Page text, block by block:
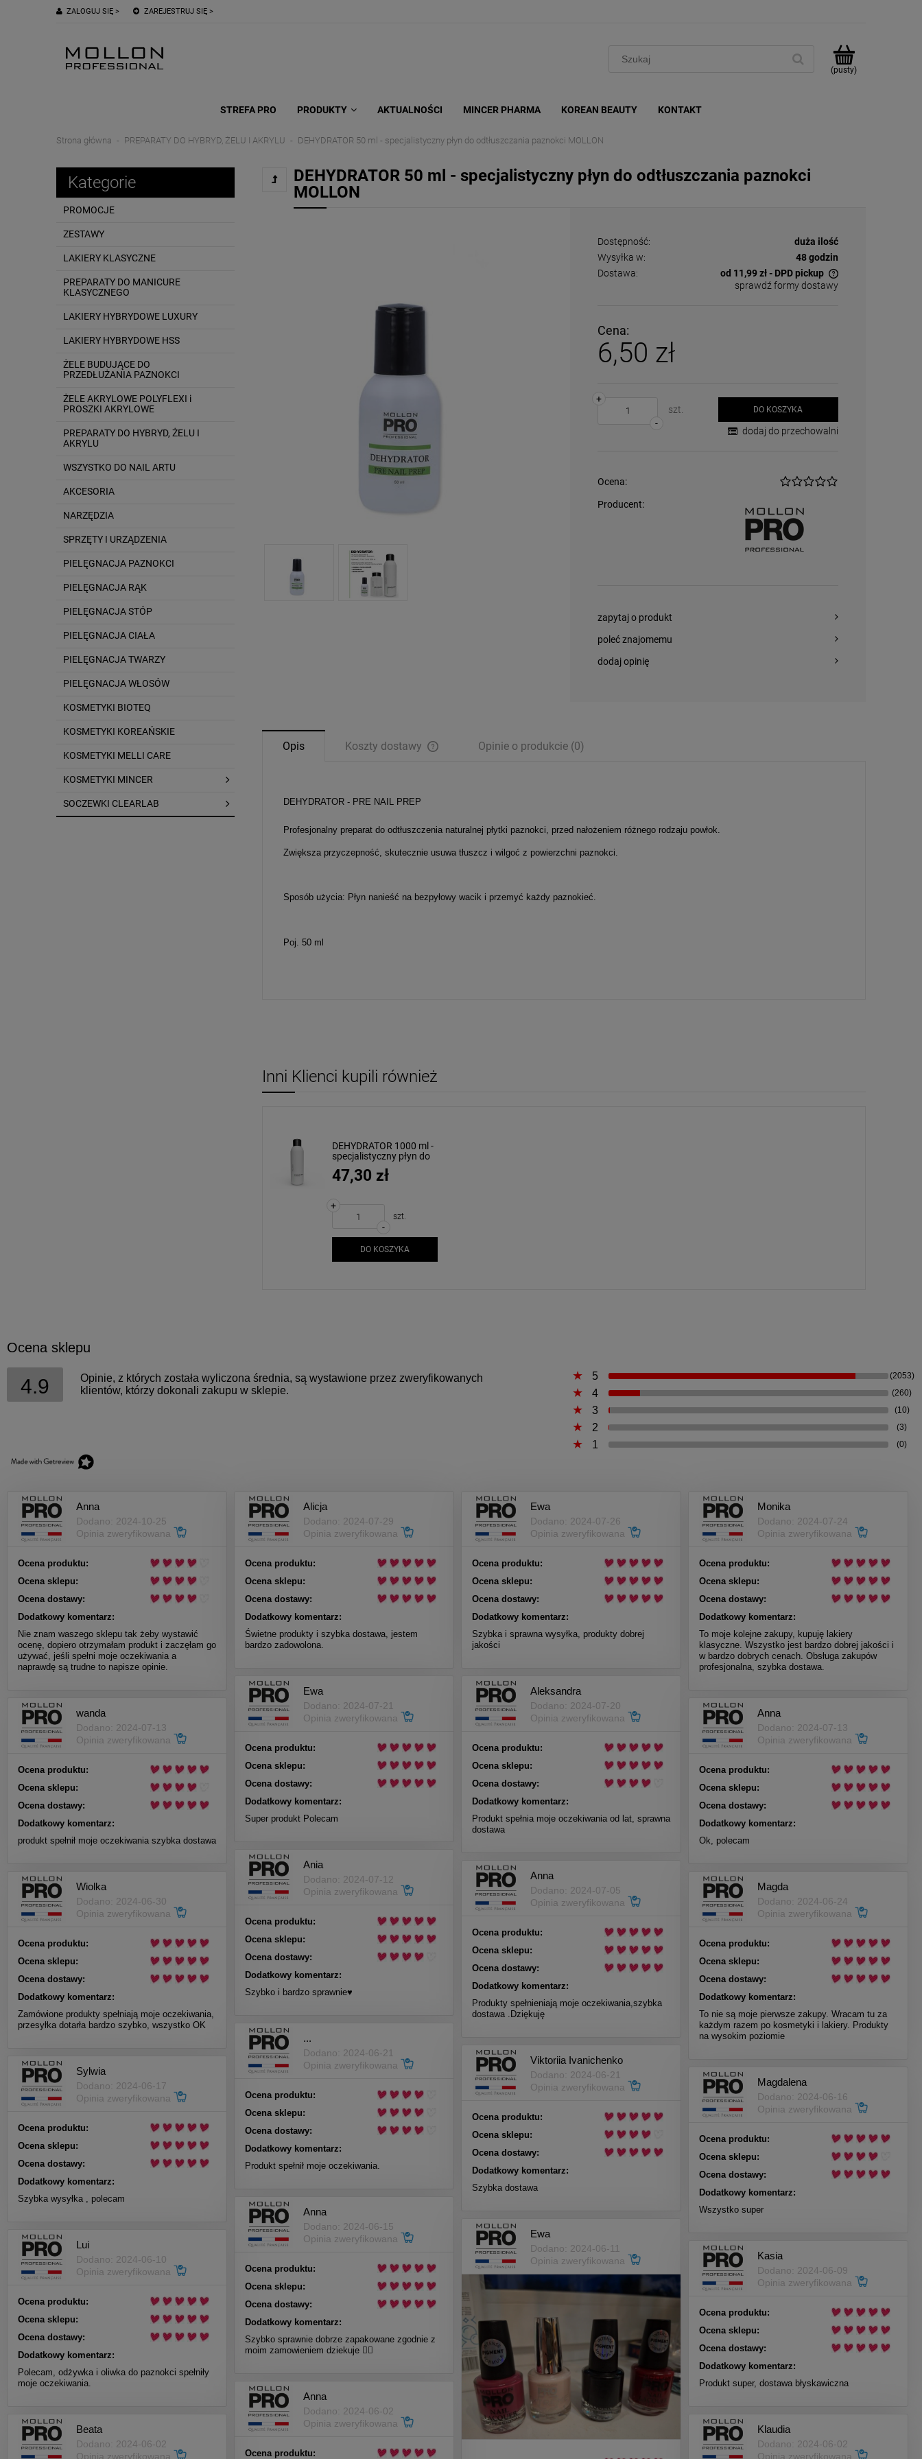
ZAREJESTRUJ SIĘ >
ZALOGUJ SIĘ >
(pusty)
STREFA PRO PRODUKTY AKTUALNOŚCI MINCER PHARMA KOREAN BEAUTY KONTAKT
Strona główna PREPARATY DO HYBRYD, ŻELU I AKRYLU DEHYDRATOR 50 ml - specjalistyczny płyn do odtłuszczania paznokci MOLLON
Kategorie
PROMOCJE
ZESTAWY
LAKIERY KLASYCZNE
PREPARATY DO MANICURE
KLASYCZNEGO
LAKIERY HYBRYDOWE LUXURY
LAKIERY HYBRYDOWE HSS
ŻELE BUDUJĄCE DO
PRZEDŁUŻANIA PAZNOKCI
ŻELE AKRYLOWE POLYFLEXI i
PROSZKI AKRYLOWE
PREPARATY DO HYBRYD, ŻELU I
AKRYLU
WSZYSTKO DO NAIL ARTU
AKCESORIA
NARZĘDZIA
SPRZĘTY I URZĄDZENIA
PIELĘGNACJA PAZNOKCI
PIELĘGNACJA RĄK
PIELĘGNACJA STÓP
PIELĘGNACJA CIAŁA
PIELĘGNACJA TWARZY
PIELĘGNACJA WŁOSÓW
KOSMETYKI BIOTEQ
KOSMETYKI KOREAŃSKIE
KOSMETYKI MELLI CARE
KOSMETYKI MINCER
SOCZEWKI CLEARLAB
DEHYDRATOR 50 ml - specjalistyczny płyn do odtłuszczania paznokci
MOLLON
Dostępność:
duża ilość
Wysyłka w:
48 godzin
Dostawa:
od 11,99 zł- DPD pickup
sprawdź formy dostawy
Cena:
6,50 zł
-
+
szt.
DO KOSZYKA
dodaj do przechowalni
Ocena:
Producent:
zapytaj o produkt
poleć znajomemu
dodaj opinię
Opis Koszty dostawy Opinie o produkcie (0)
DEHYDRATOR - PRE NAIL PREP
Profesjonalny preparat do odtłuszczenia naturalnej płytki paznokci, przed nałożeniem różnego rodzaju powłok.
Zwiększa przyczepność, skutecznie usuwa tłuszcz i wilgoć z powierzchni paznokci.
Sposób użycia: Płyn nanieść na bezpyłowy wacik i przemyć każdy paznokieć.
Poj. 50 ml
Inni Klienci kupili również
DEHYDRATOR 1000 ml -
specjalistyczny płyn do
odtłuszczania paznokci
MOLLON
47,30 zł
-
+
szt.
DO KOSZYKA
Ocena sklepu
4.9
Opinie, z których została wyliczona średnia, są wystawione przez zweryfikowanych
klientów, którzy dokonali zakupu w sklepie.
5 (2053)
4 (260)
3 (10)
2 (3)
1 (0)
Anna
Dodano: 2024-10-25
Opinia zweryfikowana
Ocena produktu:
Ocena sklepu:
Ocena dostawy:
Dodatkowy komentarz:
Nie znam waszego sklepu tak żeby wystawić
ocenę, dopiero otrzymałam produkt i zaczęłam go
używać, jeśli spełni moje oczekiwania a
naprawdę są trudne to napisze opinie.
Alicja
Dodano: 2024-07-29
Opinia zweryfikowana
Ocena produktu:
Ocena sklepu:
Ocena dostawy:
Dodatkowy komentarz:
Świetne produkty i szybka dostawa, jestem
bardzo zadowolona.
Ewa
Dodano: 2024-07-26
Opinia zweryfikowana
Ocena produktu:
Ocena sklepu:
Ocena dostawy:
Dodatkowy komentarz:
Szybka i sprawna wysyłka, produkty dobrej
jakości
Monika
Dodano: 2024-07-24
Opinia zweryfikowana
Ocena produktu:
Ocena sklepu:
Ocena dostawy:
Dodatkowy komentarz:
To moje kolejne zakupy, kupuję lakiery
klasyczne. Wszystko jest bardzo dobrej jakości i
w bardzo dobrych cenach. Obsługa zakupów
profesjonalna, szybka dostawa.
Ewa
Dodano: 2024-07-21
Opinia zweryfikowana
Ocena produktu:
Ocena sklepu:
Ocena dostawy:
Dodatkowy komentarz:
Super produkt Polecam
Aleksandra
Dodano: 2024-07-20
Opinia zweryfikowana
Ocena produktu:
Ocena sklepu:
Ocena dostawy:
Dodatkowy komentarz:
Produkt spełnia moje oczekiwania od lat, sprawna
dostawa
wanda
Dodano: 2024-07-13
Opinia zweryfikowana
Ocena produktu:
Ocena sklepu:
Ocena dostawy:
Dodatkowy komentarz:
produkt spełnił moje oczekiwania szybka dostawa
Anna
Dodano: 2024-07-13
Opinia zweryfikowana
Ocena produktu:
Ocena sklepu:
Ocena dostawy:
Dodatkowy komentarz:
Ok, polecam
Ania
Dodano: 2024-07-12
Opinia zweryfikowana
Ocena produktu:
Ocena sklepu:
Ocena dostawy:
Dodatkowy komentarz:
Szybko i bardzo sprawnie♥️
Anna
Dodano: 2024-07-05
Opinia zweryfikowana
Ocena produktu:
Ocena sklepu:
Ocena dostawy:
Dodatkowy komentarz:
Produkty spełnieniają moje oczekiwania,szybka
dostawa .Dziękuję
Wiolka
Dodano: 2024-06-30
Opinia zweryfikowana
Ocena produktu:
Ocena sklepu:
Ocena dostawy:
Dodatkowy komentarz:
Zamówione produkty spełniają moje oczekiwania,
przesyłka dotarła bardzo szybko, wszystko OK
Magda
Dodano: 2024-06-24
Opinia zweryfikowana
Ocena produktu:
Ocena sklepu:
Ocena dostawy:
Dodatkowy komentarz:
To nie są moje pierwsze zakupy. Wracam tu za
każdym razem po kosmetyki i lakiery. Produkty
na wysokim poziomie
...
Dodano: 2024-06-21
Opinia zweryfikowana
Ocena produktu:
Ocena sklepu:
Ocena dostawy:
Dodatkowy komentarz:
Produkt spełnił moje oczekiwania.
Viktoriia Ivanichenko
Dodano: 2024-06-21
Opinia zweryfikowana
Ocena produktu:
Ocena sklepu:
Ocena dostawy:
Dodatkowy komentarz:
Szybka dostawa
Sylwia
Dodano: 2024-06-17
Opinia zweryfikowana
Ocena produktu:
Ocena sklepu:
Ocena dostawy:
Dodatkowy komentarz:
Szybka wysyłka , polecam
Magdalena
Dodano: 2024-06-16
Opinia zweryfikowana
Ocena produktu:
Ocena sklepu:
Ocena dostawy:
Dodatkowy komentarz:
Wszystko super
Anna
Dodano: 2024-06-15
Opinia zweryfikowana
Ocena produktu:
Ocena sklepu:
Ocena dostawy:
Dodatkowy komentarz:
Szybko sprawnie dobrze zapakowane zgodnie z
moim zamowieniem dziekuje 👍🏼
Ewa
Dodano: 2024-06-11
Opinia zweryfikowana
Lui
Dodano: 2024-06-10
Opinia zweryfikowana
Ocena produktu:
Ocena sklepu:
Ocena dostawy:
Dodatkowy komentarz:
Polecam, odżywka i oliwka do paznokci spełniły
moje oczekiwania.
Kasia
Dodano: 2024-06-09
Opinia zweryfikowana
Ocena produktu:
Ocena sklepu:
Ocena dostawy:
Dodatkowy komentarz:
Produkt super, dostawa błyskawiczna
Anna
Dodano: 2024-06-02
Opinia zweryfikowana
Ocena produktu:
Beata
Dodano: 2024-06-02
Opinia zweryfikowana
Klaudia
Dodano: 2024-06-02
Opinia zweryfikowana